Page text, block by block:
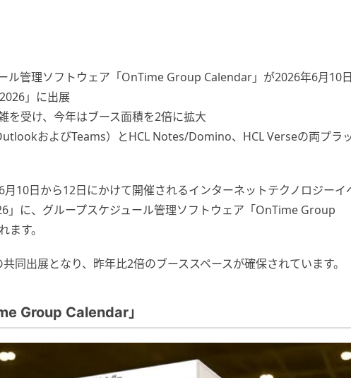
ル管理ソフトウェア「OnTime Group Calendar」が2026年6月10
」に出展
を受け、今年はブース面積を2倍に拡大
およびTeams）とHCL Notes/Domino、HCL Verseの両プラ
10日から12日にかけて開催されるインターネットテクノロジーイ
」に、グループスケジュール管理ソフトウェア「OnTime Group
す。
同出展となり、昨年比2倍のブーススペースが確保されています。
Group Calendar」